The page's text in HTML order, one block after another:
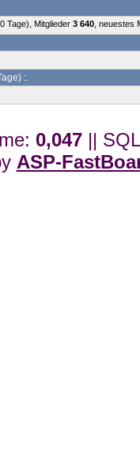
Tage), Mitglieder 3 640, neuestes
:.
0,047||
ASP-